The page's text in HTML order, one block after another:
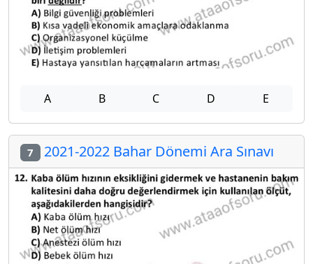
A B C D E
7 2021-2022 Bahar Dönemi Ara Sınavı